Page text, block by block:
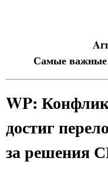
Самые важные
WP:
достиг
за решения